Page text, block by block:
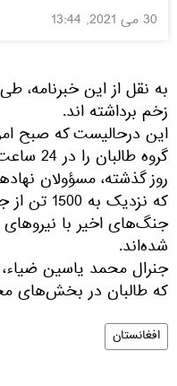
30 می 2021, 13:44
زخم برداشته اند.
این درحالیست که صبح
گروه طالبان را در 24 ساعت گذشته نشر کرده بودند.
روز گذشته، مسؤولان
که نزدیک
جنگ‌های اخیر با
شده‌اند.
جنرال محمد یاسین ضیاء،
که طالبان در بخش‌های
افغانستان